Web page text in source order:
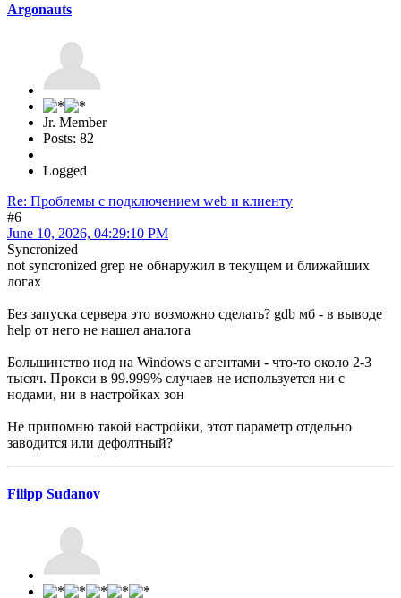
Argonauts
Jr. Member
Posts: 82
Logged
Re: Проблемы с подключением web и клиенту
#6
June 10, 2026, 04:29:10 PM
Syncronized
not syncronized grep не обнаружил в текущем и ближайших
логах
Без запуска сервера это возможно сделать? gdb мб - в выводе
help от него не нашел аналога
Большинство нод на Windows с агентами - что-то около 2-3
тысяч. Прокси в 99.999% случаев не используется ни с
нодами, ни в настройках зон
Не припомню такой настройки, этот параметр отдельно
заводится или дефолтный?
Filipp Sudanov